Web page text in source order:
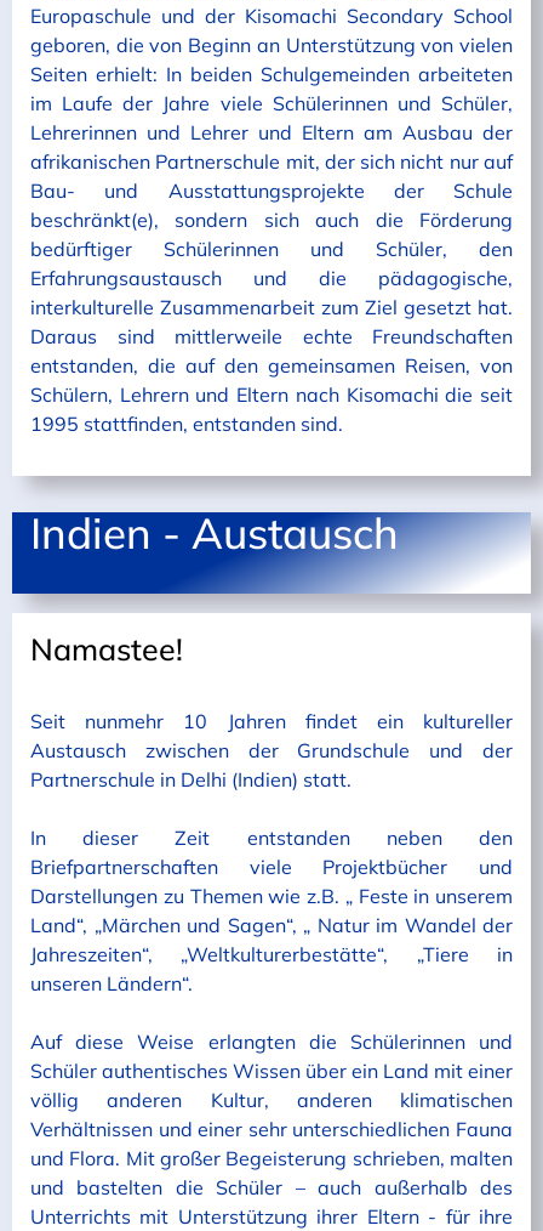
Europaschule und der Kisomachi Secondary School
geboren, die von Beginn an Unterstützung von vielen
Seiten erhielt: In beiden Schulgemeinden arbeiteten
im Laufe der Jahre viele Schülerinnen und Schüler,
Lehrerinnen und Lehrer und Eltern am Ausbau der
afrikanischen Partnerschule mit, der sich nicht nur auf
Bau- und Ausstattungsprojekte der Schule
beschränkt(e), sondern sich auch die Förderung
bedürftiger Schülerinnen und Schüler, den
Erfahrungsaustausch und die pädagogische,
interkulturelle Zusammenarbeit zum Ziel gesetzt hat.
Daraus sind mittlerweile echte Freundschaften
entstanden, die auf den gemeinsamen Reisen, von
Schülern, Lehrern und Eltern nach Kisomachi die seit
1995 stattfinden, entstanden sind.
Indien - Austausch
Namastee!
Seit nunmehr 10 Jahren findet ein kultureller
Austausch zwischen der Grundschule und der
Partnerschule in Delhi (Indien) statt.
In dieser Zeit entstanden neben den
Briefpartnerschaften viele Projektbücher und
Darstellungen zu Themen wie z.B. „ Feste in unserem
Land“, „Märchen und Sagen“, „ Natur im Wandel der
Jahreszeiten“, „Weltkulturerbestätte“, „Tiere in
unseren Ländern“.
Auf diese Weise erlangten die Schülerinnen und
Schüler authentisches Wissen über ein Land mit einer
völlig anderen Kultur, anderen klimatischen
Verhältnissen und einer sehr unterschiedlichen Fauna
und Flora. Mit großer Begeisterung schrieben, malten
und bastelten die Schüler – auch außerhalb des
Unterrichts mit Unterstützung ihrer Eltern - für ihre